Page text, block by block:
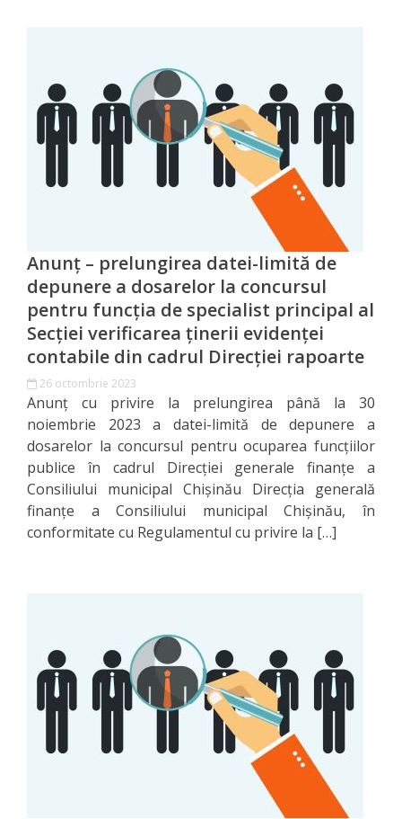
admiși
la
interviu
Lista
au
promovat
concursul
Condițiile
de
bază
pentru
a
Documente
relevante
Arhiva
Anunț – prelungirea datei-limită de
depunere a dosarelor la concursul
pentru funcția de specialist principal al
Secţiei verificarea ţinerii evidenţei
contabile din cadrul Direcţiei rapoarte
26 octombrie 2023
Anunț cu privire la prelungirea până la 30
noiembrie 2023 a datei-limită de depunere a
dosarelor la concursul pentru ocuparea funcţiilor
publice în cadrul Direcţiei generale finanţe a
Consiliului municipal Chişinău Direcţia generală
finanţe a Consiliului municipal Chişinău, în
conformitate cu Regulamentul cu privire la […]